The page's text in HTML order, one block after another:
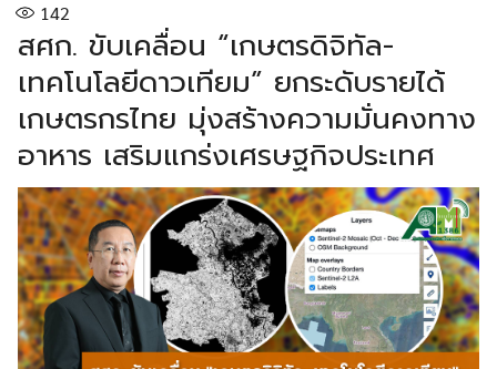
142
สศก. ขับเคลื่อน “เกษตรดิจิทัล-
เทคโนโลยีดาวเทียม” ยกระดับรายได้
เกษตรกรไทย มุ่งสร้างความมั่นคงทาง
อาหาร เสริมแกร่งเศรษฐกิจประเทศ